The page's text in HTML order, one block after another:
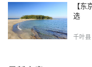
【
选
千叶县